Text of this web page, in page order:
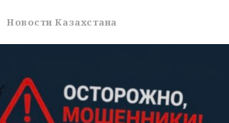
Новости Казахстана